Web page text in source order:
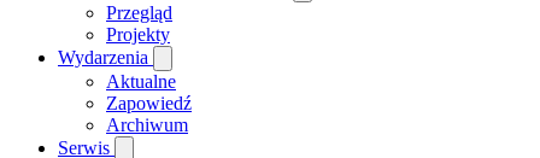
Przegląd
Projekty
Wydarzenia
Aktualne
Zapowiedź
Archiwum
Serwis